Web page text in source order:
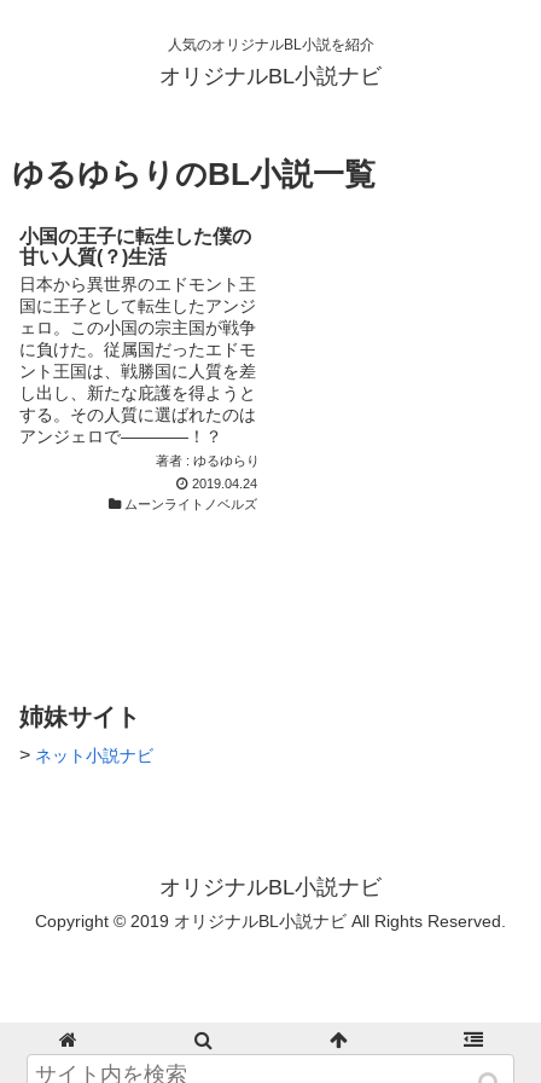
人気のオリジナルBL小説を紹介
オリジナルBL小説ナビ
ゆるゆらりのBL小説一覧
小国の王子に転生した僕の
甘い人質(？)生活
日本から異世界のエドモント王
国に王子として転生したアンジ
ェロ。この小国の宗主国が戦争
に負けた。従属国だったエドモ
ント王国は、戦勝国に人質を差
し出し、新たな庇護を得ようと
する。その人質に選ばれたのは
アンジェロで――――！？
著者 : ゆるゆらり
2019.04.24
ムーンライトノベルズ
姉妹サイト
> ネット小説ナビ
オリジナルBL小説ナビ
Copyright © 2019 オリジナルBL小説ナビ All Rights Reserved.
ホーム